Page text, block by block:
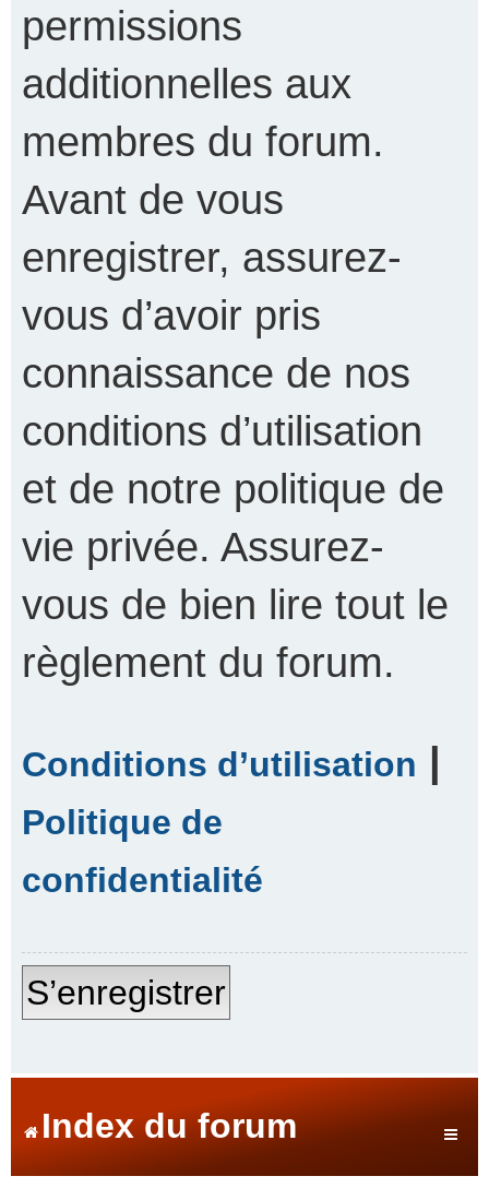
permissions
additionnelles aux
membres du forum.
Avant de vous
enregistrer, assurez-
vous d’avoir pris
connaissance de nos
conditions d’utilisation
et de notre politique de
vie privée. Assurez-
vous de bien lire tout le
règlement du forum.
Conditions d’utilisation |
Politique de
confidentialité
S’enregistrer
Index du forum